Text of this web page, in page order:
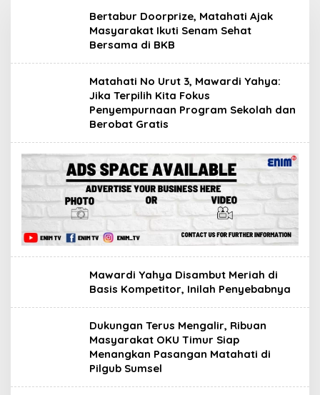
Bertabur Doorprize, Matahati Ajak
Masyarakat Ikuti Senam Sehat
Bersama di BKB
Matahati No Urut 3, Mawardi Yahya:
Jika Terpilih Kita Fokus
Penyempurnaan Program Sekolah dan
Berobat Gratis
Mawardi Yahya Disambut Meriah di
Basis Kompetitor, Inilah Penyebabnya
Dukungan Terus Mengalir, Ribuan
Masyarakat OKU Timur Siap
Menangkan Pasangan Matahati di
Pilgub Sumsel